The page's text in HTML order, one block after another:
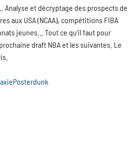
Analyse et décryptage des prospects de
aux USA (NCAA), compétitions FIBA
jeunes... Tout ce qu'il faut pour
draft NBA et les suivantes. Le